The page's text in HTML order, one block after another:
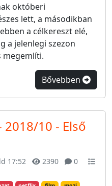
októberi
lett, a másodikban
a célkereszt elé,
a jelenlegi szezon
megemlíti.
Bővebben
2018/10 - Első
17:52 2390
0